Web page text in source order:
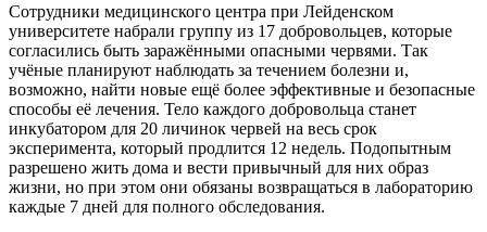
Сотрудники медицинского центра при Лейденском
университете набрали группу из 17 добровольцев, которые
согласились быть заражёнными опасными червями. Так
учёные планируют наблюдать за течением болезни и,
возможно, найти новые ещё более эффективные и безопасные
способы её лечения. Тело каждого добровольца станет
инкубатором для 20 личинок червей на весь срок
эксперимента, который продлится 12 недель. Подопытным
разрешено жить дома и вести привычный для них образ
жизни, но при этом они обязаны возвращаться в лабораторию
каждые 7 дней для полного обследования.